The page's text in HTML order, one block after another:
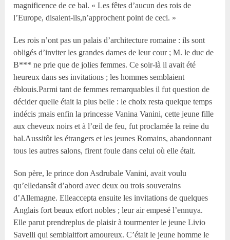
magnificence de ce bal. « Les fêtes d’aucun des rois de
l’Europe, disaient-ils,n’approchent point de ceci. »
Les rois n’ont pas un palais d’architecture romaine : ils sont
obligés d’inviter les grandes dames de leur cour ; M. le duc de
B*** ne prie que de jolies femmes. Ce soir-là il avait été
heureux dans ses invitations ; les hommes semblaient
éblouis.Parmi tant de femmes remarquables il fut question de
décider quelle était la plus belle : le choix resta quelque temps
indécis ;mais enfin la princesse Vanina Vanini, cette jeune fille
aux cheveux noirs et à l’œil de feu, fut proclamée la reine du
bal.Aussitôt les étrangers et les jeunes Romains, abandonnant
tous les autres salons, firent foule dans celui où elle était.
Son père, le prince don Asdrubale Vanini, avait voulu
qu’elledansât d’abord avec deux ou trois souverains
d’Allemagne. Elleaccepta ensuite les invitations de quelques
Anglais fort beaux etfort nobles ; leur air empesé l’ennuya.
Elle parut prendreplus de plaisir à tourmenter le jeune Livio
Savelli qui semblaitfort amoureux. C’était le jeune homme le